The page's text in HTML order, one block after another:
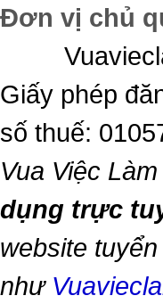
Đơn vị chủ
Giấy phép
số thuế:
Vua Việc
dụng trực
website
như